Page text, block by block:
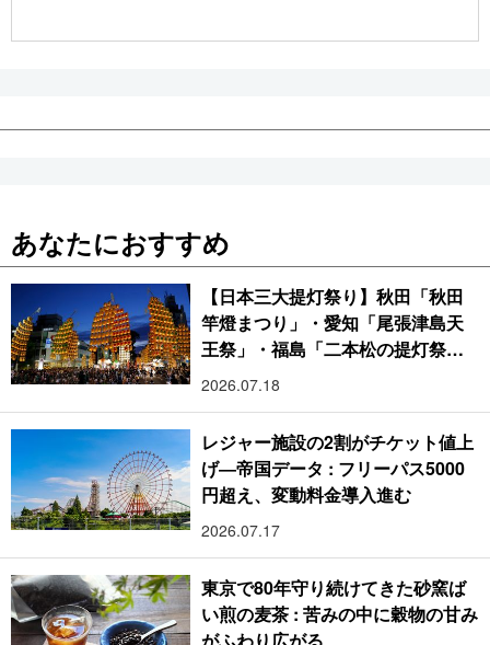
あなたにおすすめ
【日本三大提灯祭り】秋田「秋田
竿燈まつり」・愛知「尾張津島天
王祭」・福島「二本松の提灯祭
り」:おびただしい灯火が夜空を照
2026.07.18
レジャー施設の2割がチケット値上
げ―帝国データ : フリーパス5000
円超え、変動料金導入進む
2026.07.17
東京で80年守り続けてきた砂窯ば
い煎の麦茶 : 苦みの中に穀物の甘み
がふわり広がる